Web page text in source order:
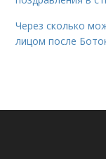
Через сколько
лицом после